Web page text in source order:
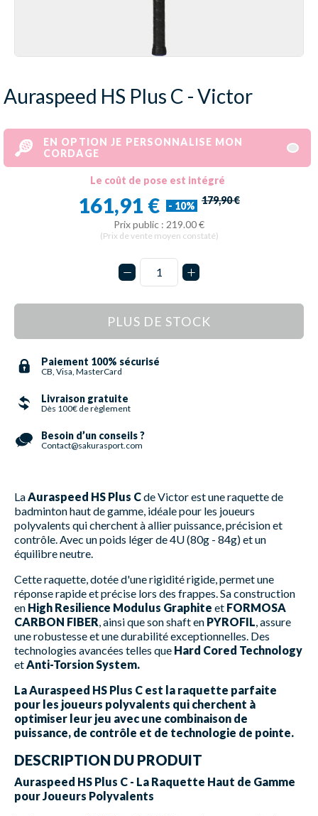
Auraspeed HS Plus C - Victor
EN OPTION JE PERSONNALISE MON
CORDAGE
Le coût de pose est intégré
161,91 € - 10% 179,90 €
Prix public : 219.00 €
(Prix de vente moyen constaté)
PLUS DE STOCK
Paiement 100% sécurisé
CB, Visa, MasterCard
Livraison gratuite
Dès 100€ de règlement
Besoin d’un conseils ?
Contact@sakurasport.com
La Auraspeed HS Plus Cde Victor est une raquette de
badminton haut de gamme, idéale pour les joueurs
polyvalents qui cherchent à allier puissance, précision et
contrôle. Avec un poids léger de 4U (80g - 84g) et un
équilibre neutre.
Cette raquette, dotée d'une rigidité rigide, permet une
réponse rapide et précise lors des frappes. Sa construction
en High Resilience Modulus Graphite et FORMOSA
CARBON FIBER , ainsi que son shaft en PYROFIL , assure
une robustesse et une durabilité exceptionnelles. Des
technologies avancées telles que Hard Cored Technology
et Anti-Torsion System.
La Auraspeed HS Plus C est la raquette parfaite
pour les joueurs polyvalents qui cherchent à
optimiser leur jeu avec une combinaison de
puissance, de contrôle et de technologie de pointe.
DESCRIPTION DU PRODUIT
Auraspeed HS Plus C - La Raquette Haut de Gamme
pour Joueurs Polyvalents